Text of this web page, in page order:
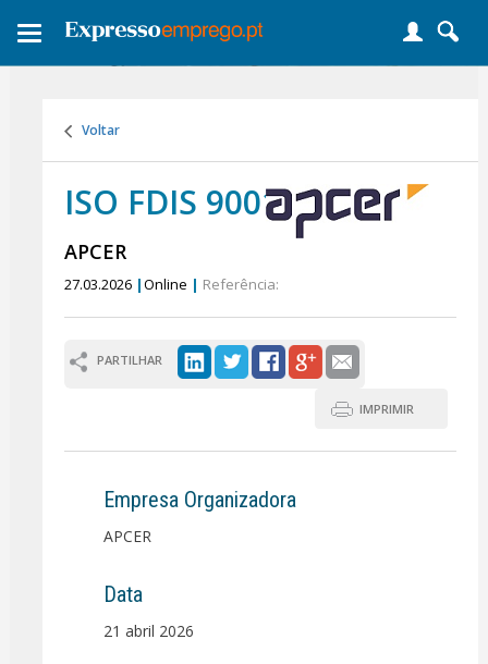
Toggle
Voltar
ISO FDIS 9001:2026
APCER
27.03.2026 |Online | Referência:
PARTILHAR
IMPRIMIR
Empresa Organizadora
APCER
Data
21 abril 2026